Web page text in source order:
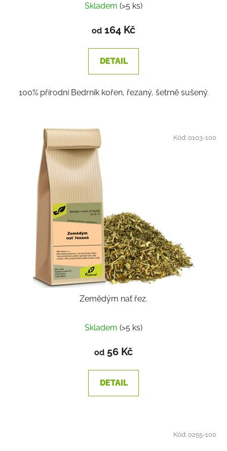
hodnocení
produktu
je
3,5
z
hvězdiček.
Skladem (>5 ks)
od 164 Kč
DETAIL
100% přírodní Bedrník kořen, řezaný, šetrně sušený.
Zemědým nať řez.
Skladem (>5 ks)
od 56 Kč
DETAIL
Kód:0103-100
Kód:0255-100